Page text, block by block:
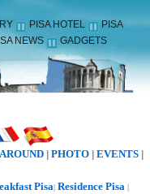
PISA HOTEL
PISA
NEWS GADGETS
| PHOTO| EVENTS|
Pisa| Residence Pisa |